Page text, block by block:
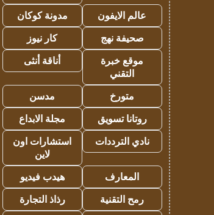
عالم الايفون
مدونة كوكان
صحيفة نهج
كار نيوز
موقع خبرة
التقني
أناقة أنثى
متورخ
مدسن
روتانا تسويق
مجلة الابداع
نادي الترددات
استشارات اون
لاين
المعارف
هيدب فيديو
رمح التقنية
رذاذ التجارة